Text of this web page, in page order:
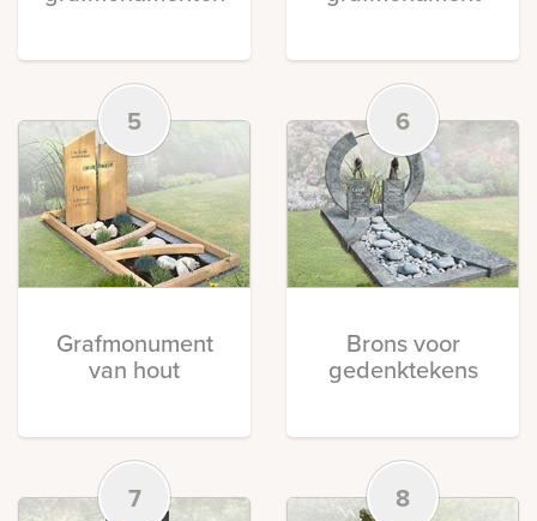
5
Grafmonument
van hout
6
Brons voor
gedenktekens
7 8